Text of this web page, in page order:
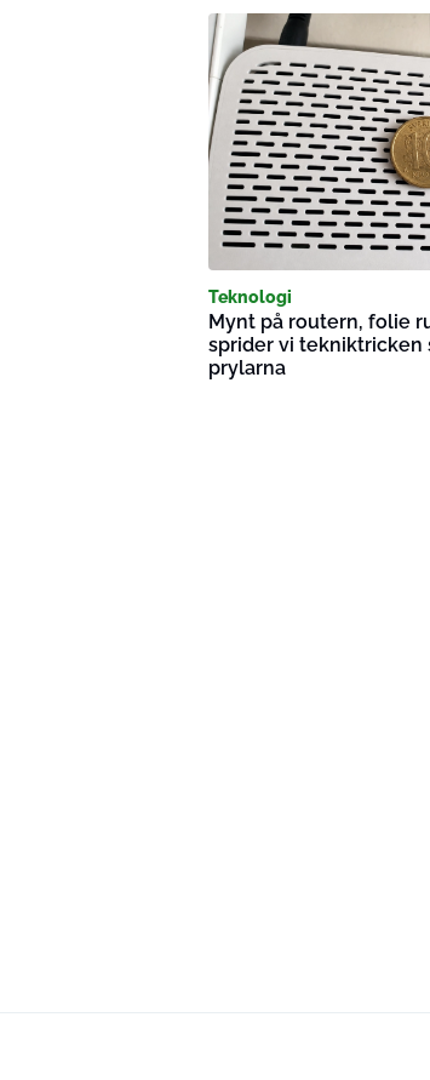
Teknologi
Mynt på routern, folie
sprider vi tekniktricken
prylarna